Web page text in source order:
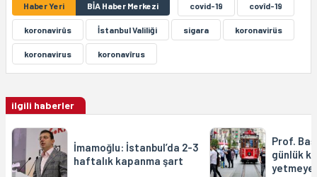
Haber Yeri BİA Haber Merkezi covid-19 covîd-19
koronavirûs İstanbul Valiliği sigara koronavirüs
koronavirus koronavîrus
ilgili haberler
İmamoğlu: İstanbul’da 2-3
haftalık kapanma şart
Prof.
günlük